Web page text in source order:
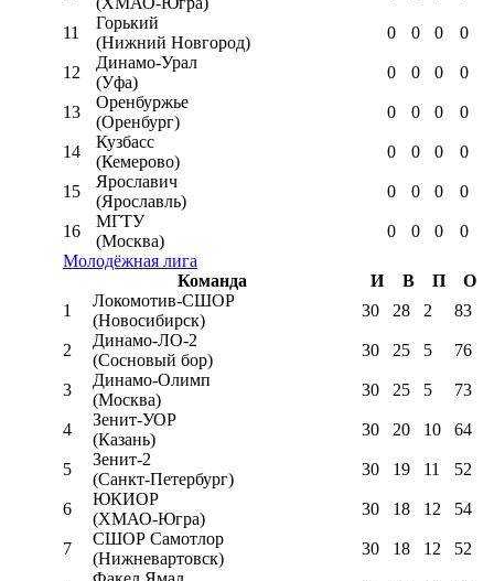
11
Горький
(Нижний Новгород)
0 0 0 0
12
Динамо-Урал
(Уфа)
0 0 0 0
13
Оренбуржье
(Оренбург)
0 0 0 0
14
Кузбасс
(Кемерово)
0 0 0 0
15
Ярославич
(Ярославль)
0 0 0 0
16
МГТУ
(Москва)
0 0 0
0
Молодёжная лига
Команда
И В П
О
1
Локомотив-CШОР
(Новосибирск)
30 28 2 83
2
Динамо-ЛО-2
(Сосновый бор)
30 25 5 76
3
Динамо-Олимп
(Москва)
30 25 5 73
4
Зенит-УОР
(Казань)
30 20 10 64
5
Зенит-2
(Санкт-Петербург)
30 19 11 52
6
ЮКИОР
(ХМАО-Югра)
30 18 12 54
7
СШОР Самотлор
(Нижневартовск)
30 18 12 52